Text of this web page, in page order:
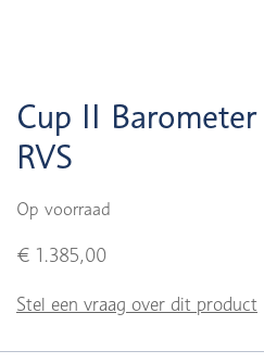
Cup II
RVS
Op voorraad
€ 1.385,00
Stel een vraag over dit product